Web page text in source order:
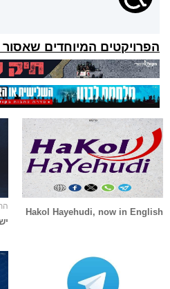
הפרויקטים המיוחדים
Hakol Hayehudi, now in English